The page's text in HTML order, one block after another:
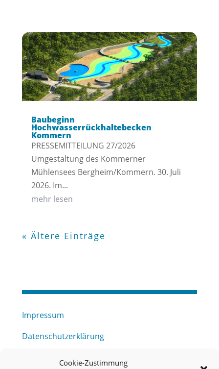
Cookie-Zustimmung
Baubeginn
Hochwasserrückhaltebecken
Kommern
PRESSEMITTEILUNG 27/2026
Umgestaltung des Kommerner
Mühlensees Bergheim/Kommern. 30. Juli
2026. Im...
mehr lesen
« Ältere Einträge
Impressum
Datenschutzerklärung
Haftungsausschluss